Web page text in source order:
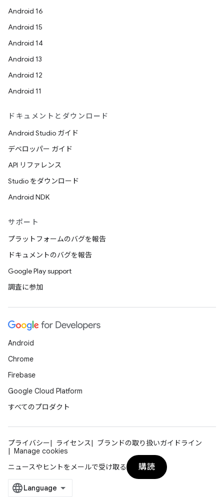
Android 16
Android 15
Android 14
Android 13
Android 12
Android 11
ドキュメントとダウンロード
Android Studio ガイド
デベロッパー ガイド
API リファレンス
Studio をダウンロード
Android NDK
サポート
プラットフォームのバグを報告
ドキュメントのバグを報告
Google Play support
調査に参加
Android
Chrome
Firebase
Google Cloud Platform
すべてのプロダクト
プライバシー ライセンス
ブランドの取り扱いガイドライン
Manage cookies
ニュースやヒントをメールで受け取る
購読